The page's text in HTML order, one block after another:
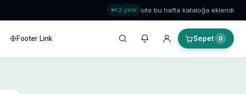
+2 yeni site bu hafta kataloğa eklendi
Footer Link Sepet 0